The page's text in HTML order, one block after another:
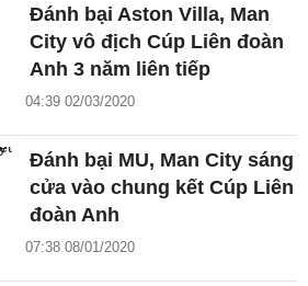
Đánh bại Aston Villa, Man
City vô địch Cúp Liên đoàn
Anh 3 năm liên tiếp
04:39 02/03/2020
Đánh bại MU, Man City sáng
cửa vào chung kết Cúp Liên
đoàn Anh
07:38 08/01/2020